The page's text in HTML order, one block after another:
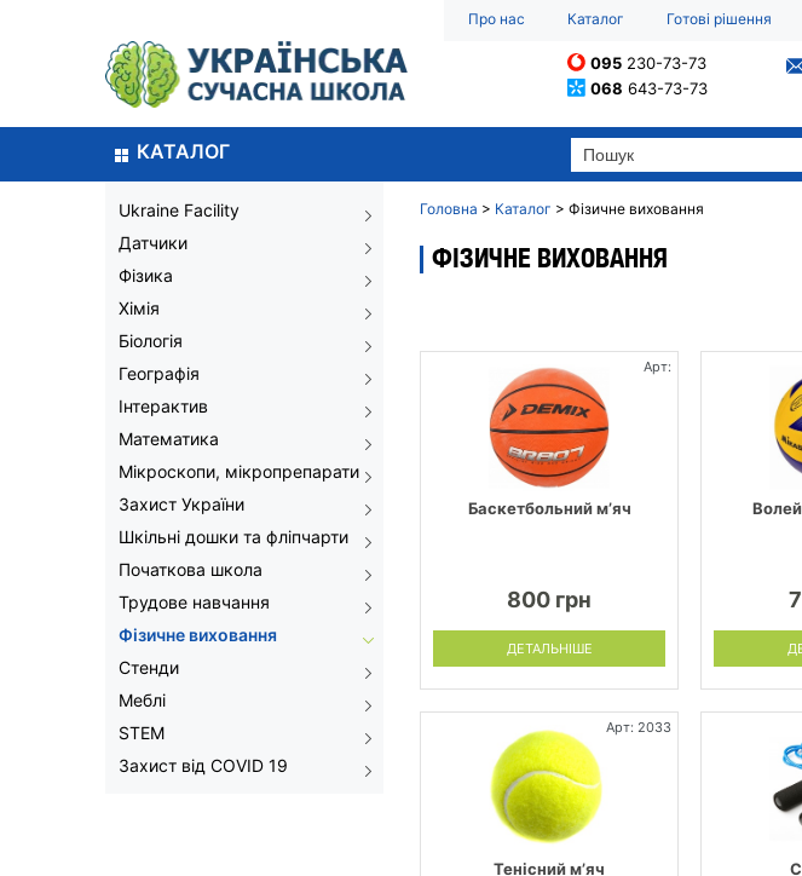
Про нас Каталог Готові рішення
095 230-73-73
068 643-73-73
КАТАЛОГ
Ukraine Facility
Датчики
Фізика
Хімія
Біологія
Географія
Інтерактив
Математика
Мікроскопи, мікропрепарати
Захист України
Шкільні дошки та фліпчарти
Початкова школа
Трудове навчання
Фізичне виховання
Стенди
Меблі
STEM
Захист від COVID 19
Головна > Каталог > Фізичне виховання
ФІЗИЧНЕ ВИХОВАННЯ
Арт:
Баскетбольний м’яч
800 грн
ДЕТАЛЬНІШЕ
Арт: 2033
Тенісний м’яч